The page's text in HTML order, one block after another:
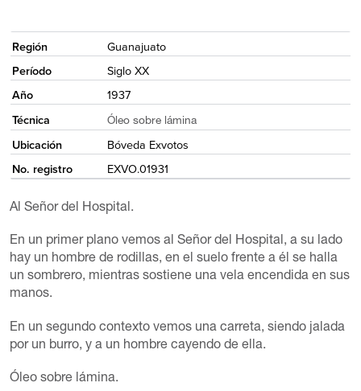
Región
Guanajuato
Período
Siglo XX
Año
1937
Técnica
Óleo sobre lámina
Ubicación
Bóveda Exvotos
No. registro
EXVO.01931
Al Señor del Hospital.
En un primer plano vemos al Señor del Hospital, a su lado
hay un hombre de rodillas, en el suelo frente a él se halla
un sombrero, mientras sostiene una vela encendida en sus
manos.
En un segundo contexto vemos una carreta, siendo jalada
por un burro, y a un hombre cayendo de ella.
Óleo sobre lámina.